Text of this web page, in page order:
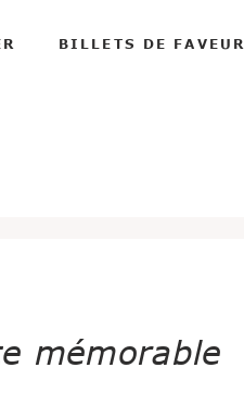
BILLETS DE FAVEUR
mémorable